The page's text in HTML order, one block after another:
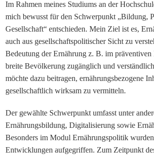
Im Rahmen meines Studiums an der
mich bewusst für den Schwerpunkt „Bildung,
Gesellschaft“ entschieden. Mein Ziel ist es,
auch aus gesellschaftspolitischer Sicht zu
Bedeutungder Ernährung z. B.im
breite Bevölkerung zugänglich und
möchte dazu beitragen, ernährungsbezogene
gesellschaftlich wirksam zu vermitteln.
Der gewählte Schwerpunkt umfasst unter
Ernährungsbildung, Digitalisierung sowie
Besonders im Modul Ernährungspolitikwurden
Entwicklungen aufgegriffen. Zum Zeitpunkt